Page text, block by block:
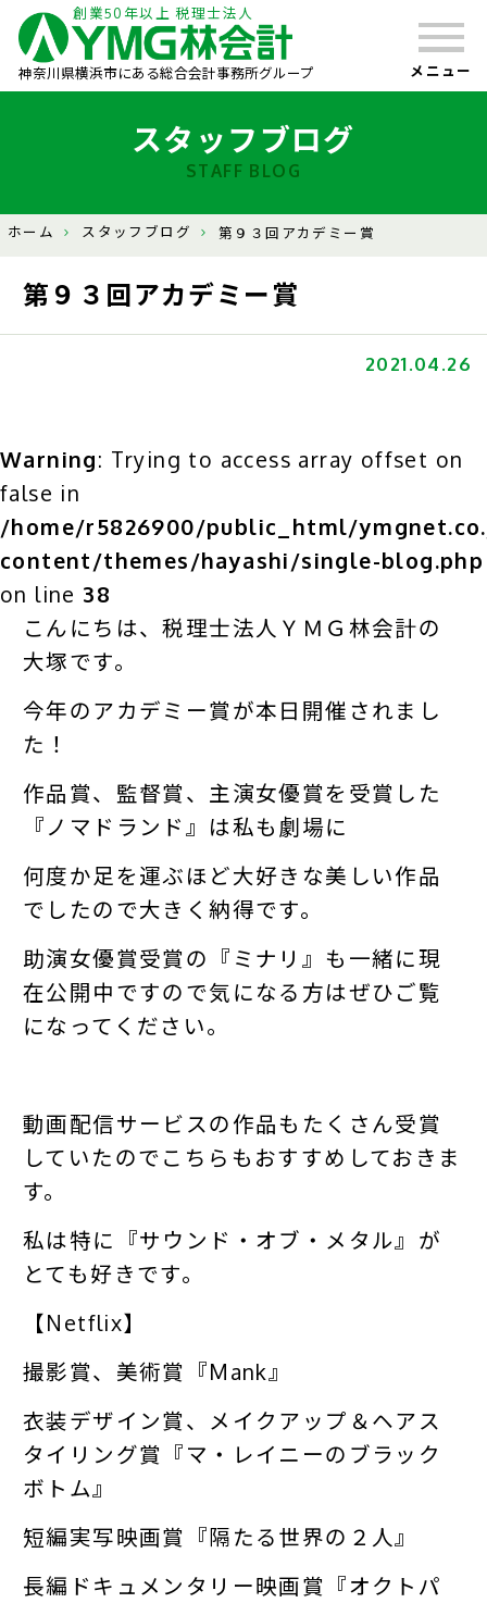
創業50年以上 税理士法人
神奈川県横浜市にある総合会計事務所グループ メニュー
スタッフブログ
STAFF BLOG
ホーム スタッフブログ 第９３回アカデミー賞
第９３回アカデミー賞
2021.04.26
Warning: Trying to access array offset on
false in
/home/r5826900/public_html/
content/themes/hayashi/single-blog.php
on line 38
こんにちは、税理士法人ＹＭＧ林会計の
大塚です。
今年のアカデミー賞が本日開催されまし
た！
作品賞、監督賞、主演女優賞を受賞した
『ノマドランド』は私も劇場に
何度か足を運ぶほど大好きな美しい作品
でしたので大きく納得です。
助演女優賞受賞の『ミナリ』も一緒に現
在公開中ですので気になる方はぜひご覧
になってください。
動画配信サービスの作品もたくさん受賞
していたのでこちらもおすすめしておきま
す。
私は特に『サウンド・オブ・メタル』が
とても好きです。
【Netflix】
撮影賞、美術賞『Mank』
衣装デザイン賞、メイクアップ＆ヘアス
タイリング賞『マ・レイニーのブラック
ボトム』
短編実写映画賞『隔たる世界の２人』
長編ドキュメンタリー映画賞『オクトパ